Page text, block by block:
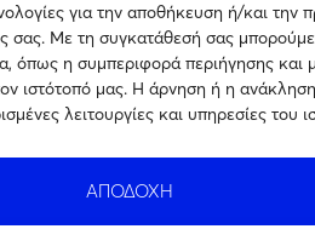
για την αποθήκευση ή/και την
σας. Με τη συγκατάθεσή σας
όπως η συμπεριφορά περιήγησης και
ιστότοπό μας. Η άρνηση ή η
λειτουργίες και υπηρεσίες του
ΑΠΟΔΟΧΗ